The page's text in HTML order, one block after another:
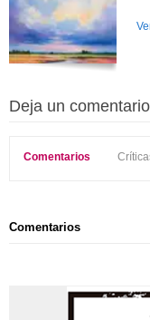
Deja un
Comentarios
Comentarios